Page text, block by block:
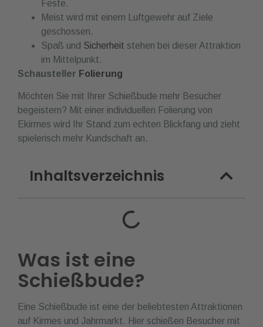
Feste.
Meist wird mit einem Luftgewehr auf Ziele
geschossen.
Spaß und Sicherheit stehen bei dieser Attraktion
im Mittelpunkt.
Schausteller Folierung
Möchten Sie mit Ihrer Schießbude mehr Besucher
begeistern? Mit einer individuellen Folierung von
Ekirmes wird Ihr Stand zum echten Blickfang und zieht
spielerisch mehr Kundschaft an.
Inhaltsverzeichnis
Was ist eine
Schießbude?
Eine Schießbude ist eine der beliebtesten Attraktionen
auf Kirmes und Jahrmarkt. Hier schießen Besucher mit